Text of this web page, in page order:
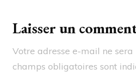
Laisser un
Votre adresse e-mail ne sera
champs obligatoires sont